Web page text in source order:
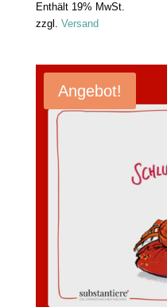
Enthält 19% MwSt.
zzgl. Versand
Angebot!